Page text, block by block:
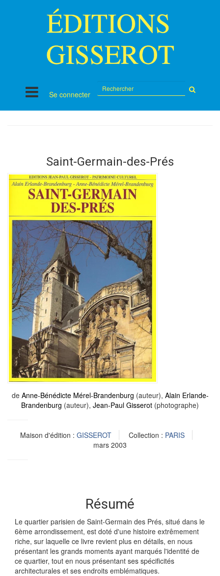
Se connecter
sur
Saint-Germain-des-Prés
de Anne-Bénédicte Mérel-Brandenburg (auteur), Alain Erlande-
Brandenburg (auteur), Jean-Paul Gisserot (photographe)
Maison d'édition : GISSEROT Collection : PARIS
mars 2003
Résumé
Le quartier parisien de Saint-Germain des Prés, situé dans le
6ème arrondissement, est doté d'une histoire extrêmement
riche, sur laquelle ce livre revient plus en détails, en nous
présentant les grands moments ayant marqués l'identité de
ce quartier, tout en nous présentant ses spécificités
architecturales et ses endroits emblématiques.